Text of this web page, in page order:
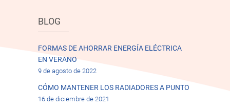
BLOG
FORMAS DE AHORRAR ENERGÍA ELÉCTRICA
EN VERANO
9 de agosto de 2022
CÓMO MANTENER LOS RADIADORES A PUNTO
16 de diciembre de 2021